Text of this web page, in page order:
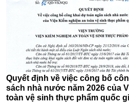
Quyết định về việc công bố
sách nhà nước năm 2026 của
toàn vệ sinh thực phẩm quốc